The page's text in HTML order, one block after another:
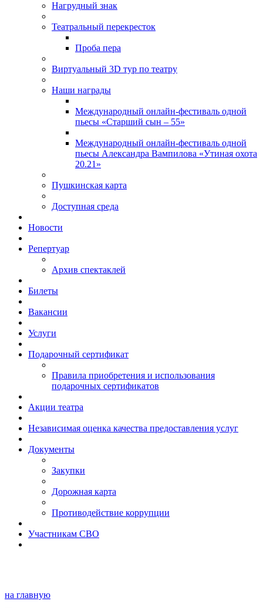
Нагрудный знак
Театральный перекресток
Проба пера
Виртуальный 3D тур по театру
Наши награды
Международный онлайн-фестиваль одной
пьесы «Старший сын – 55»
Международный онлайн-фестиваль одной
пьесы Александра Вампилова «Утиная охота
20.21»
Пушкинская карта
Доступная среда
Новости
Репертуар
Архив спектаклей
Билеты
Вакансии
Услуги
Подарочный сертификат
Правила приобретения и использования
подарочных сертификатов
Акции театра
Независимая оценка качества предоставления услуг
Документы
Закупки
Дорожная карта
Противодействие коррупции
Участникам СВО
на главную